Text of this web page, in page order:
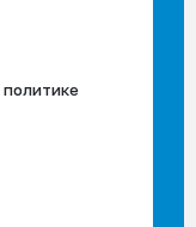
политике